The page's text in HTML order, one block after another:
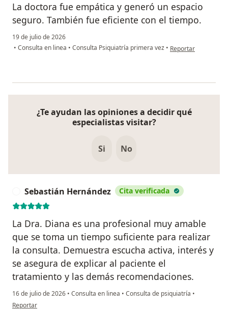
La doctora fue empática y generó un espacio
seguro. También fue eficiente con el tiempo.
19 de julio de 2026
• Consulta en linea • Consulta Psiquiatría primera vez • en opinión del
Reportar
¿Te ayudan las opiniones a decidir qué
especialistas visitar?
Si No
Sebastián Hernández Cita verificada
La Dra. Diana es una profesional muy amable
que se toma un tiempo suficiente para realizar
la consulta. Demuestra escucha activa, interés y
se asegura de explicar al paciente el
tratamiento y las demás recomendaciones.
16 de julio de 2026 • Consulta en linea • Consulta de psiquiatría •
en opinión del usuario Sebastián Hernández
Reportar